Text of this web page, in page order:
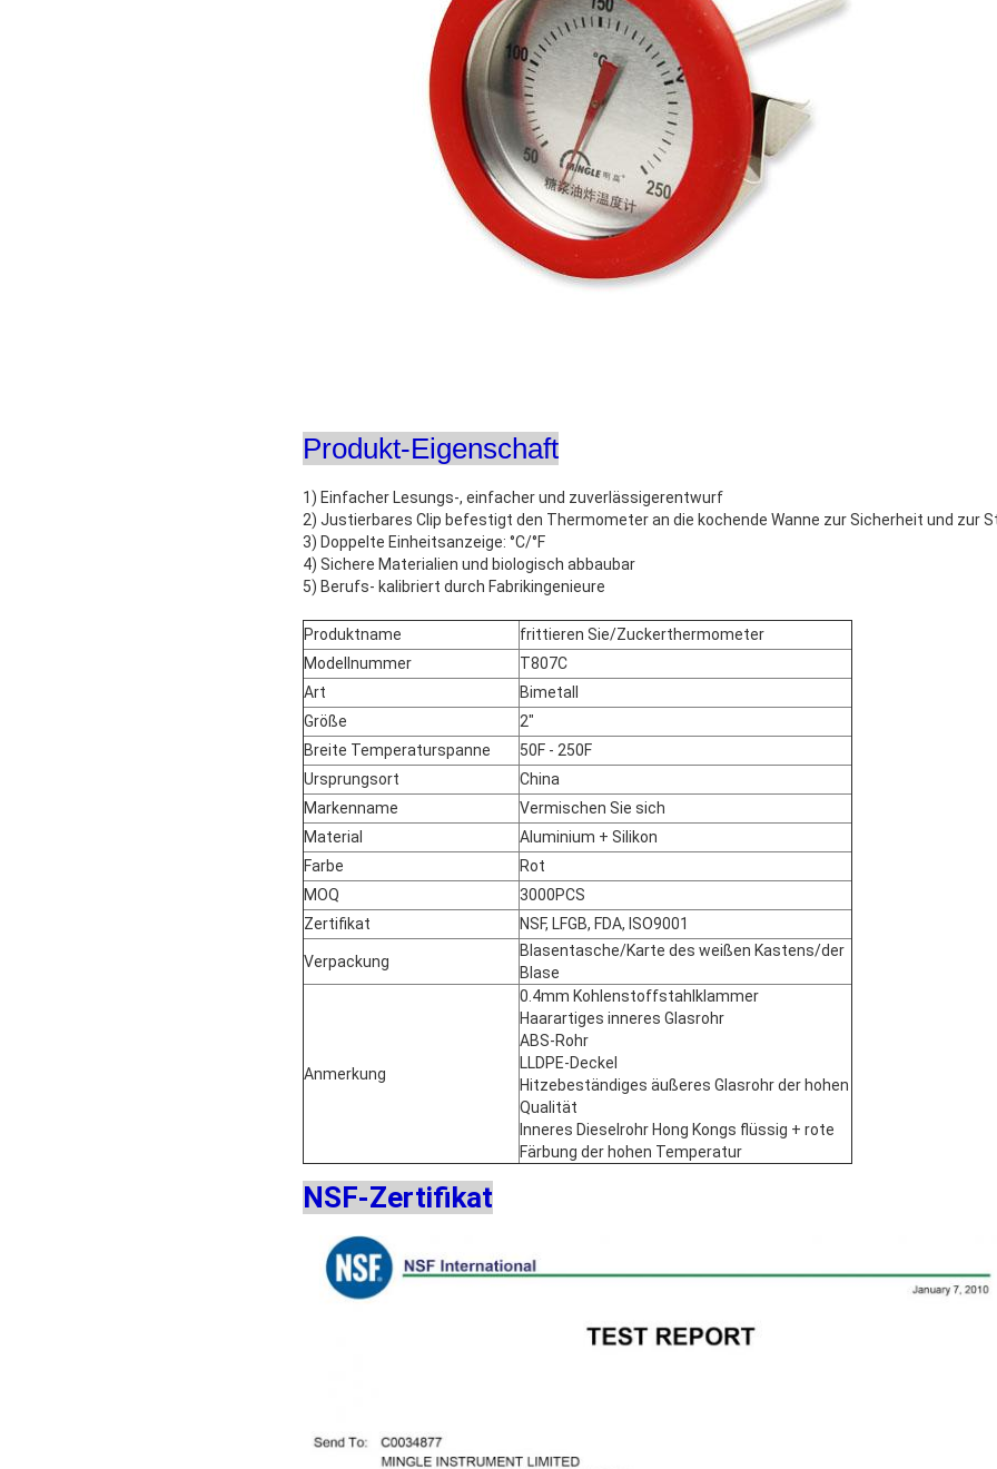
Produkt-Eigenschaft
1) Einfacher Lesungs-, einfacher und zuverlässigerentwurf
2) Justierbares Clip befestigt den Thermometer an die kochende Wanne zur Sicherheit und zur
3) Doppelte Einheitsanzeige: °C/°F
4) Sichere Materialien und biologisch abbaubar
5) Berufs- kalibriert durch Fabrikingenieure
Produktname
frittieren Sie/Zuckerthermometer
Modellnummer
T807C
Art
Bimetall
Größe
2"
Breite Temperaturspanne
50F - 250F
Ursprungsort
China
Markenname
Vermischen Sie sich
Material
Aluminium + Silikon
Farbe
Rot
MOQ
3000PCS
Zertifikat
NSF, LFGB, FDA, ISO9001
Verpackung
Blasentasche/Karte des weißen Kastens/der
Blase
Anmerkung
0.4mm Kohlenstoffstahlklammer
Haarartiges inneres Glasrohr
ABS-Rohr
LLDPE-Deckel
Hitzebeständiges äußeres Glasrohr der hohen
Qualität
Inneres Dieselrohr Hong Kongs flüssig + rote
Färbung der hohen Temperatur
NSF-Zertifikat